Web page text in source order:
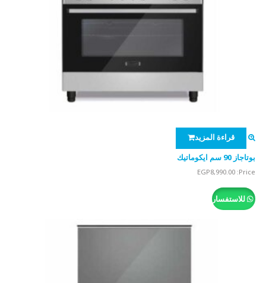
قراءة المزيد
بوتاجاز 90 سم ايكوماتيك
Price:
EGP8,990.00
للاستفسار